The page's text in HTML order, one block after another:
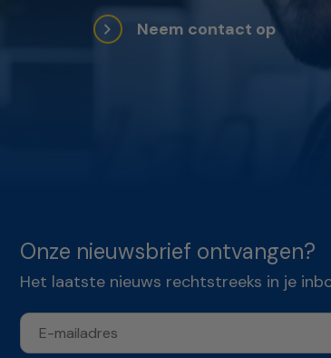
Neem contact op
Onze nieuwsbrief ontvangen?
Het laatste nieuws rechtstreeks in je